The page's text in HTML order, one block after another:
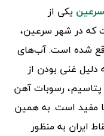
یکی از
که در شهر سرعین،
شده است. آب‌های
غنی بودن از
پتاسیم، رسوبات آهن
مفید است. به همین
ایران به منظور